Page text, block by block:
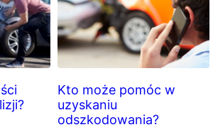
Kto może pomóc w
uzyskaniu
odszkodowania?